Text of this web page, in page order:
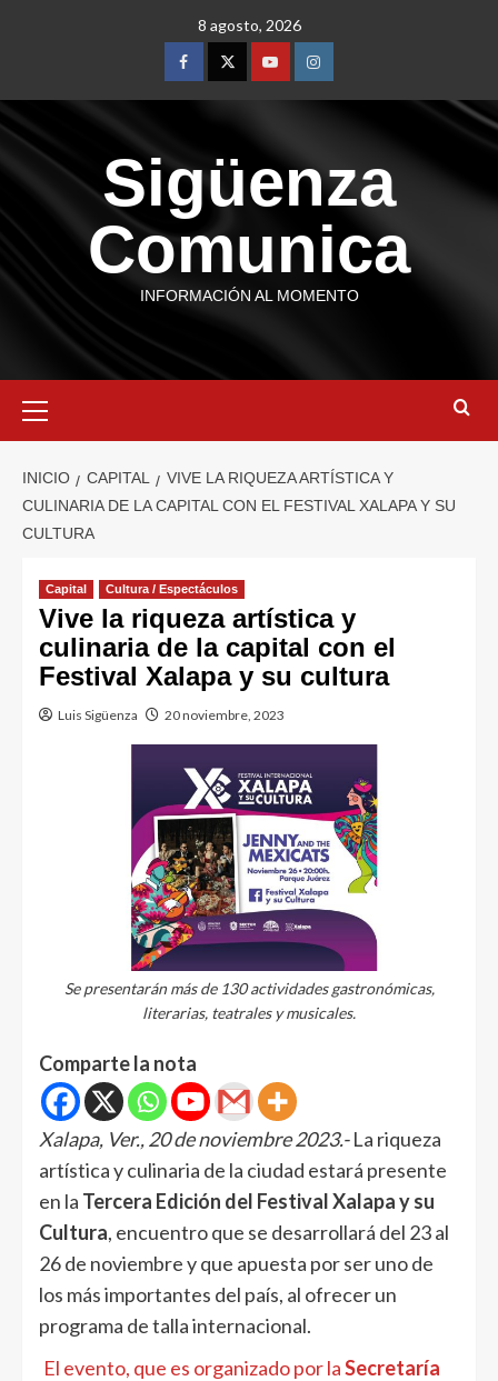
8 agosto, 2026
Sigüenza
Comunica
INFORMACIÓN AL MOMENTO
INICIO CAPITAL
VIVE LA RIQUEZA ARTÍSTICA Y
CULINARIA DE LA CAPITAL CON EL FESTIVAL XALAPA Y SU
CULTURA
Capital Cultura / Espectáculos
Vive la riqueza artística y
culinaria de la capital con el
Festival Xalapa y su cultura
Luis Sigüenza 20 noviembre, 2023
Se presentarán más de 130 actividades gastronómicas,
literarias, teatrales y musicales.
Comparte la nota
Xalapa, Ver., 20 de noviembre 2023.-La riqueza
artística y culinaria de la ciudad estará presente
en la Tercera Edición del Festival Xalapa y su
Cultura, encuentro que se desarrollará del 23 al
26 de noviembre y que apuesta por ser uno de
los más importantes del país, al ofrecer un
programa de talla internacional.
El evento, que es organizado por laSecretaría